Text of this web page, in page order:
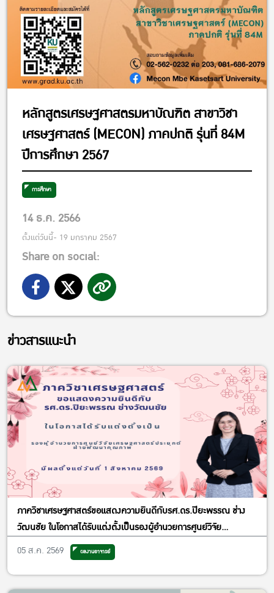
หลักสูตรเศรษฐศาสตรมหาบัณฑิต สาขาวิชา
เศรษฐศาสตร์ (MECON) ภาคปกติ รุ่นที่ 84M
ปีการศึกษา 2567
การศึกษา
14 ธ.ค. 2566
ตั้งแต่วันนี้- 19 มกราคม 2567
Share on social:
ข่าวสารแนะนำ
ภาควิชาเศรษฐศาสตร์ขอแสดงความยินดีกับรศ.ดร.ปิยะพรรณ ช่าง
วัฒนชัย ในโอกาสได้รับแต่งตั้งเป็นรองผู้อำนวยการศูนย์วิจัย
เศรษฐศาสตร์ประยุกต์ ฝ่ายพัฒนาคุณภาพ
05 ส.ค. 2569 ผลงานอาจารย์